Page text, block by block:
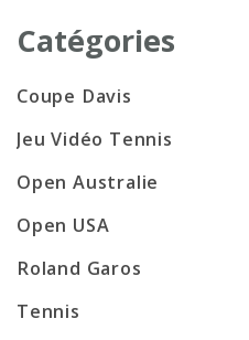
Catégories
Coupe Davis
Jeu Vidéo Tennis
Open Australie
Open USA
Roland Garos
Tennis